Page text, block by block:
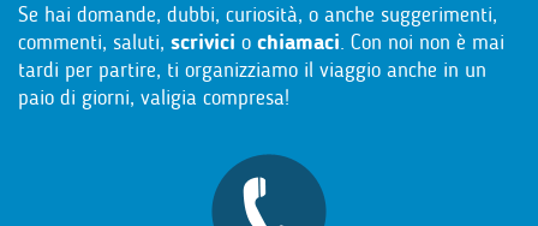
Se hai domande, dubbi, curiosità, o anche suggerimenti,
commenti, saluti, scrivici o chiamaci. Con noi non è mai
tardi per partire, ti organizziamo il viaggio anche in un
paio di giorni, valigia compresa!